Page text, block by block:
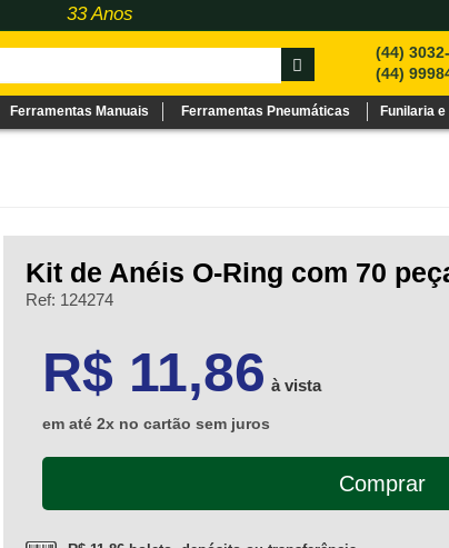
33 Anos
(44)
(44)
Ferramentas Manuais Ferramentas Pneumáticas Funilaria
Kit de Anéis O-Ring com 70
Ref: 124274
R$ 11,86 à vista
em até 2x no cartão sem juros
Comprar